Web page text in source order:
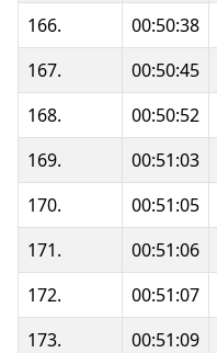
166.
00:50:38
167.
00:50:45
168.
00:50:52
169.
00:51:03
170.
00:51:05
171.
00:51:06
172.
00:51:07
173.
00:51:09